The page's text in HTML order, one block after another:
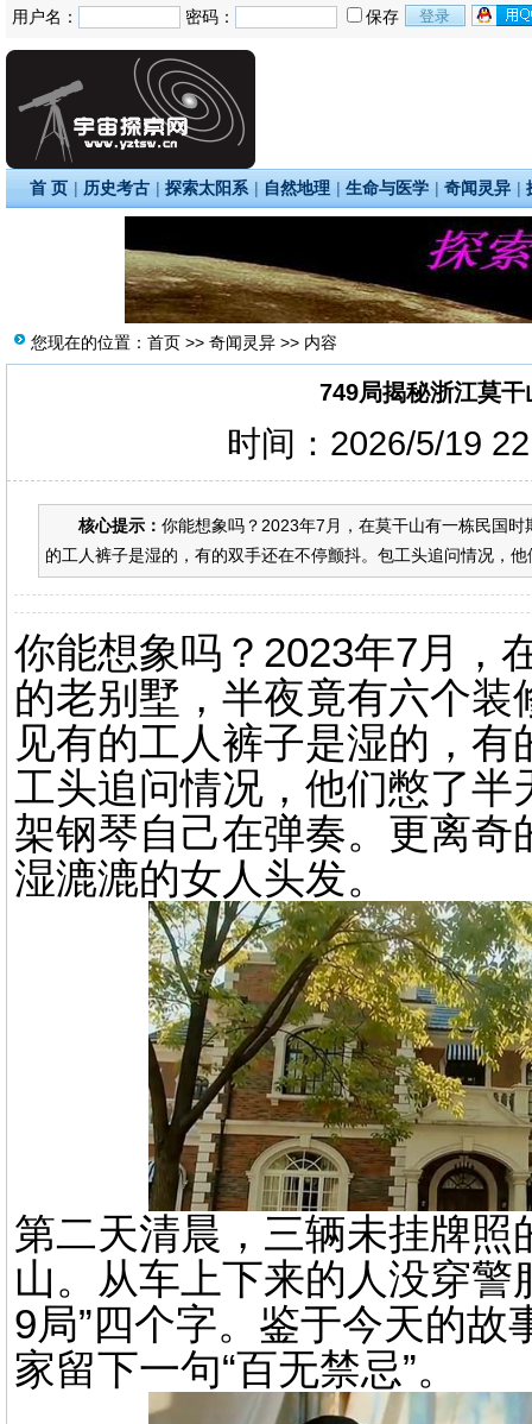
用户名： 密码： 保存
首 页 | 历史考古 | 探索太阳系 | 自然地理 | 生命与医学 | 奇闻灵异 |
您现在的位置： 首页 >> 奇闻灵异 >> 内容
749局揭秘浙江莫
时间：2026/5/19
核心提示： 你能想象吗？2023年7月，在莫干山有一栋民国
的工人裤子是湿的，有的双手还在不停颤抖。包工头追问情况，
你能想象吗？2023年7月，
的老别墅，半夜竟有六个
见有的工人裤子是湿的，
工头追问情况，他们憋了
架钢琴自己在弹奏。更离
湿漉漉的女人头发。
第二天清晨，三辆未挂牌
山。从车上下来的人没穿警
9局”四个字。鉴于今天的
家留下一句“百无禁忌”。